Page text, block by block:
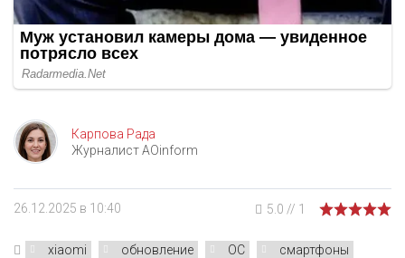
Карпова Рада
Журналист AOinform
26.12.2025 в 10:40 5.0 // 1
xiaomi обновление ОС смартфоны